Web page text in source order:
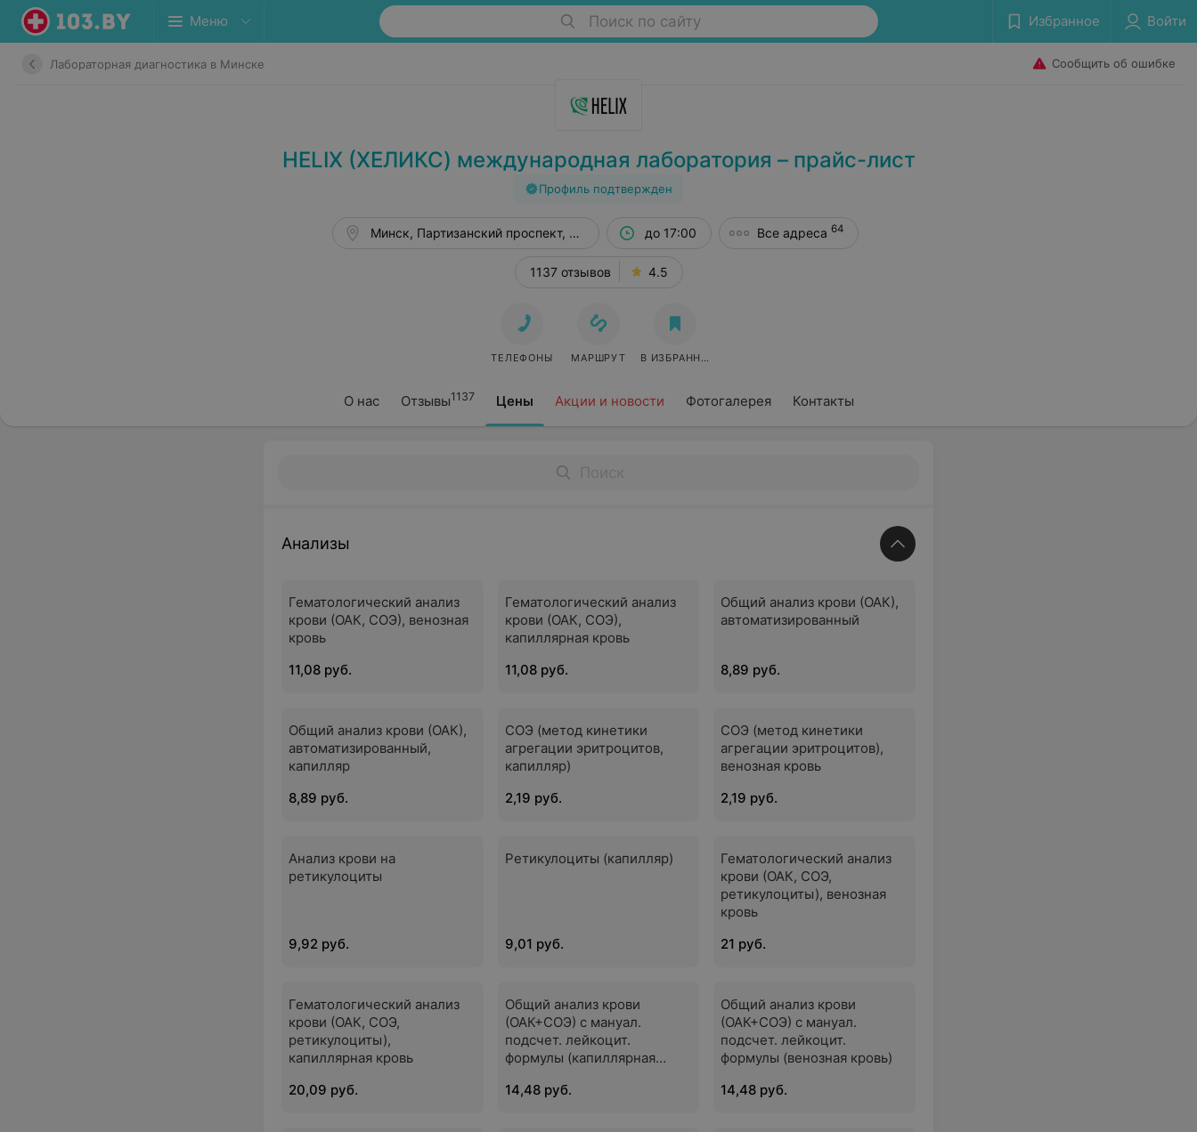
Меню Поиск по сайту Избранное Войти
Лабораторная диагностика в Минске Сообщить об ошибке
HELIX (ХЕЛИКС) международная лаборатория – прайс-лист
Профиль подтвержден
О нас Отзывы1137 Цены Акции и новости Фотогалерея Контакты
Минск, Партизанский проспект, 56 до 17:00 Все адреса 64
1137 отзывов 4.5
ТЕЛЕФОНЫ МАРШРУТ В ИЗБРАННОЕ
Анализы
Гематологический анализ
крови (ОАК, СОЭ), венозная
кровь
11,08 руб.
Гематологический анализ
крови (ОАК, СОЭ),
капиллярная кровь
11,08 руб.
Общий анализ крови (ОАК),
автоматизированный
8,89 руб.
Общий анализ крови (ОАК),
автоматизированный,
капилляр
8,89 руб.
СОЭ (метод кинетики
агрегации эритроцитов,
капилляр)
2,19 руб.
СОЭ (метод кинетики
агрегации эритроцитов),
венозная кровь
2,19 руб.
Анализ крови на
ретикулоциты
9,92 руб.
Ретикулоциты (капилляр)
9,01 руб.
Гематологический анализ
крови (ОАК, СОЭ,
ретикулоциты), венозная
кровь
21 руб.
Гематологический анализ
крови (ОАК, СОЭ,
ретикулоциты),
капиллярная кровь
20,09 руб.
Общий анализ крови
(ОАК+СОЭ) с мануал.
подсчет. лейкоцит.
формулы (капиллярная
14,48 руб.
Общий анализ крови
(ОАК+СОЭ) с мануал.
подсчет. лейкоцит.
формулы (венозная кровь)
14,48 руб.